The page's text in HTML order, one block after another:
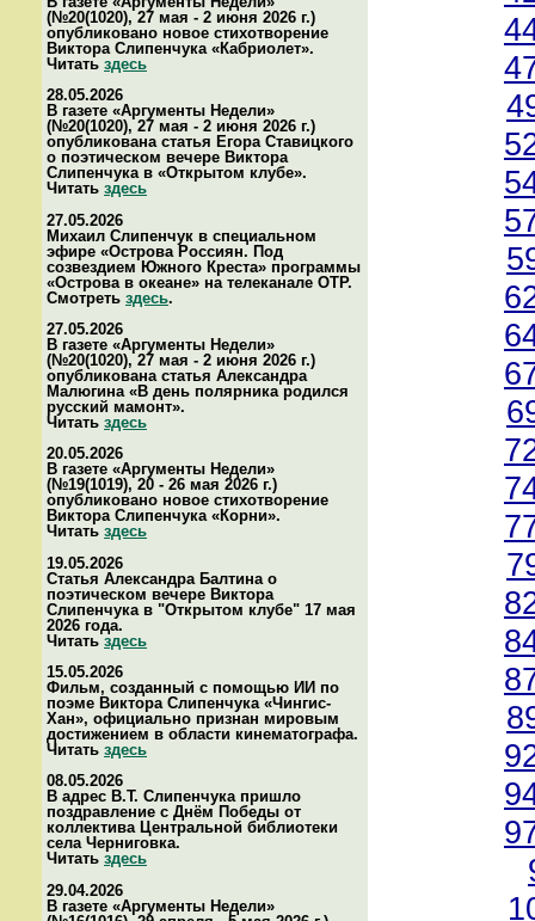
(№20(1020), 27 мая - 2 июня 2026 г.)
опубликовано новое стихотворение
Виктора Слипенчука «Кабриолет».
Читать здесь
28.05.2026
В газете «Аргументы Недели»
(№20(1020), 27 мая - 2 июня 2026 г.)
опубликована статья Егора Ставицкого
о поэтическом вечере Виктора
Слипенчука в «Открытом клубе».
Читать здесь
27.05.2026
Михаил Слипенчук в специальном
эфире «Острова Россиян. Под
созвездием Южного Креста» программы
«Острова в океане» на телеканале ОТР.
Смотреть здесь.
27.05.2026
В газете «Аргументы Недели»
(№20(1020), 27 мая - 2 июня 2026 г.)
опубликована статья Александра
Малюгина «В день полярника родился
русский мамонт».
Читать здесь
20.05.2026
В газете «Аргументы Недели»
(№19(1019), 20 - 26 мая 2026 г.)
опубликовано новое стихотворение
Виктора Слипенчука «Корни».
Читать здесь
19.05.2026
Статья Александра Балтина о
поэтическом вечере Виктора
Слипенчука в "Открытом клубе" 17 мая
2026 года.
Читатьздесь
15.05.2026
Фильм, созданный с помощью ИИ по
поэме Виктора Слипенчука «Чингис-
Хан», официально признан мировым
достижением в области кинематографа.
Читать здесь
08.05.2026
В адрес В.Т. Слипенчука пришло
поздравление с Днём Победы от
коллектива Центральной библиотеки
села Черниговка.
Читать здесь
29.04.2026
В газете «Аргументы Недели»